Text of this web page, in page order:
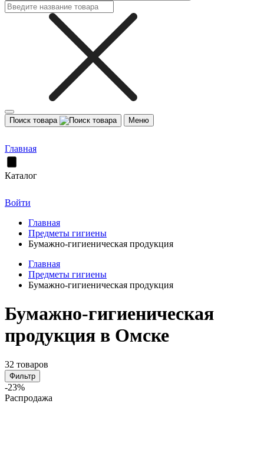
Поиск товара Меню
Главная
Каталог
Войти
Главная
Предметы гигиены
Бумажно-гигиеническая продукция
Главная
Предметы гигиены
Бумажно-гигиеническая продукция
Бумажно-гигиеническая
продукция в Омске
32 товаров
Фильтр
-23%
Распродажа